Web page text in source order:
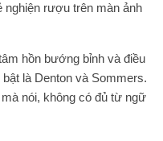
rượu trên màn ảnh
hồn bướng bỉnh và điều
là Denton và Sommers.
nói, không có đủ từ ngữ